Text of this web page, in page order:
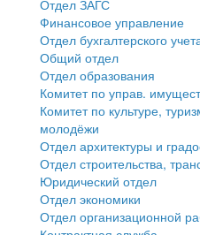
Государственные услуги
Промышленность и АПК
Экономика и бизнес
Символика
Устав
Гостям округа
Туризм
Культура
Образование
муниципального округа
Администрация
Тверской области
Управление сельскими
Открытые данные
Работа с обращениями
Финансовое управление
Бюджет для граждан
Имущество
Выявление
объектов недвижимости
Имущественная поддержка
Отдел ЗАГС
Финансовое управление
Отдел бухгалтерского
Общий отдел
Отдел образования
Комитет по управ.
Комитет по культуре,
молодёжи
Отдел архитектуры и
Отдел строительства,
Юридический отдел
Отдел экономики
Отдел организационной